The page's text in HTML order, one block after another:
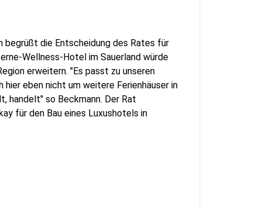
begrüßt die Entscheidung des Rates für
Wellness-Hotel im Sauerland würde
erweitern. "Es passt zu unseren
eben nicht um weitere Ferienhäuser in
handelt" so Beckmann. Der Rat
für den Bau eines Luxushotels in